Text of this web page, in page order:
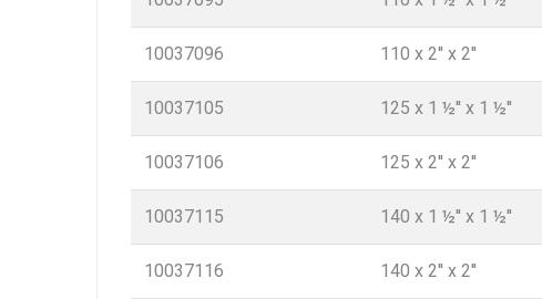
10037096 110 x 2'' x 2''
10037105 125 x 1 ½'' x 1 ½''
10037106 125 x 2'' x 2''
10037115 140 x 1 ½'' x 1 ½''
10037116 140 x 2'' x 2''